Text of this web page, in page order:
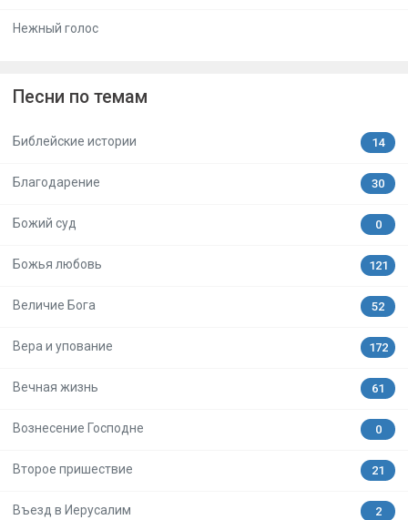
Нежный голос
Песни по темам
Библейские истории 14
Благодарение 30
Божий суд 0
Божья любовь 121
Величие Бога 52
Вера и упование 172
Вечная жизнь 61
Вознесение Господне 0
Второе пришествие 21
Въезд в Иерусалим 2